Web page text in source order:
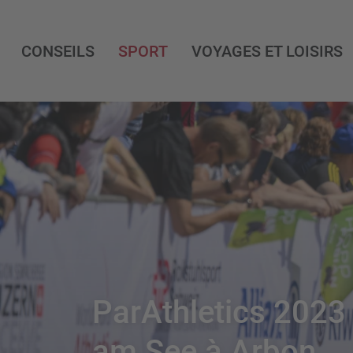
CONSEILS SPORT VOYAGES ET LOISIRS
ParAthletics